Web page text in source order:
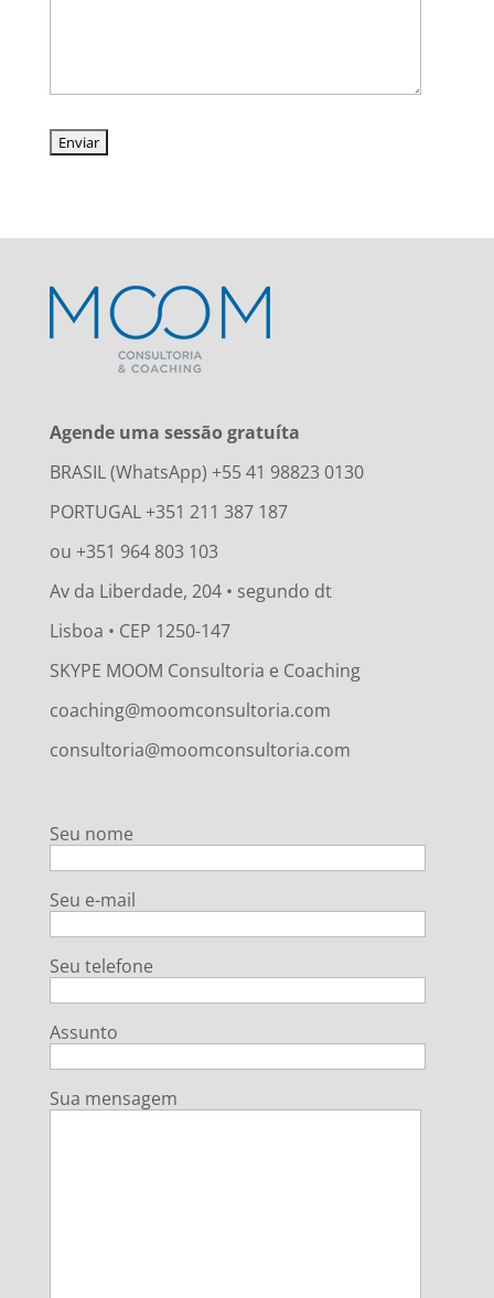
Agende uma sessão gratuíta
BRASIL (WhatsApp) +55 41 98823 0130
PORTUGAL +351 211 387 187
ou +351 964 803 103
Av da Liberdade, 204 • segundo dt
Lisboa • CEP 1250-147
SKYPE MOOM Consultoria e Coaching
coaching@moomconsultoria.com
consultoria@moomconsultoria.com
Seu nome
Seu e-mail
Seu telefone
Assunto
Sua mensagem